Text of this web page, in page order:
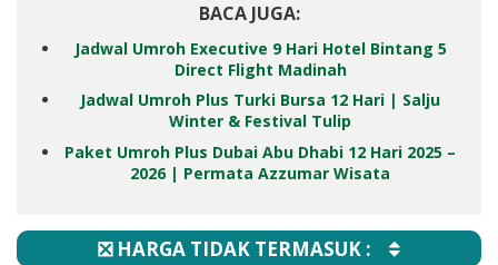
BACA JUGA:
Jadwal Umroh Executive 9 Hari Hotel Bintang 5
Direct Flight Madinah
Jadwal Umroh Plus Turki Bursa 12 Hari | Salju
Winter & Festival Tulip
Paket Umroh Plus Dubai Abu Dhabi 12 Hari 2025 –
2026 | Permata Azzumar Wisata
❎ HARGA TIDAK TERMASUK :